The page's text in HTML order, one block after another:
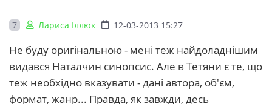
7 Лариса Іллюк 12-03-2013 15:27
Не буду оригінальною - мені теж найдоладнішим
видався Наталчин синопсис. Але в Тетяни є те, що
теж необхідно вказувати - дані автора, об'єм,
формат, жанр... Правда, як завжди, десь